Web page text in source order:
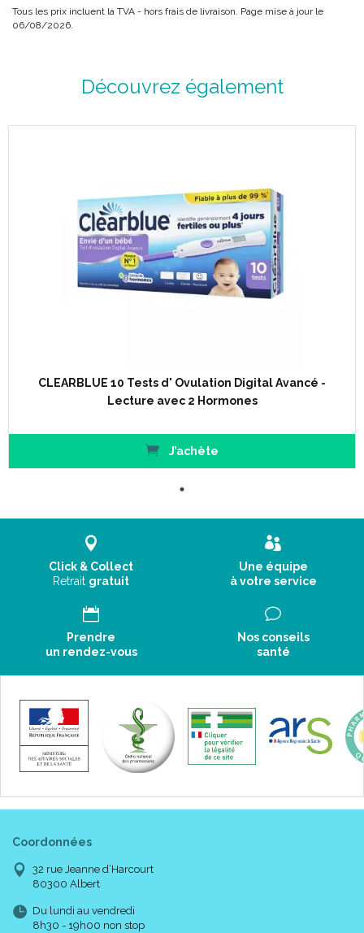
Tous les prix incluent la TVA - hors frais de livraison. Page mise à jour le
06/08/2026.
Découvrez également
CLEARBLUE 10 Tests d' Ovulation Digital Avancé -
Lecture avec 2 Hormones
J’achète
Click & Collect
Retrait gratuit
Une équipe
à votre service
Prendre
un rendez-vous
Nos conseils
santé
Coordonnées
32 rue Jeanne d’Harcourt
80300 Albert
Du lundi au vendredi
8h30 - 19h00 non stop